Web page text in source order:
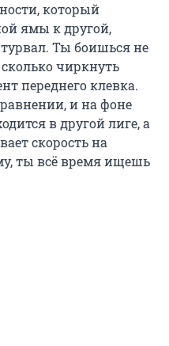
который
ямы к другой,
Ты боишься не
чиркнуть
переднего клевка.
и на фоне
в другой лиге, а
скорость на
ты всё время ищешь